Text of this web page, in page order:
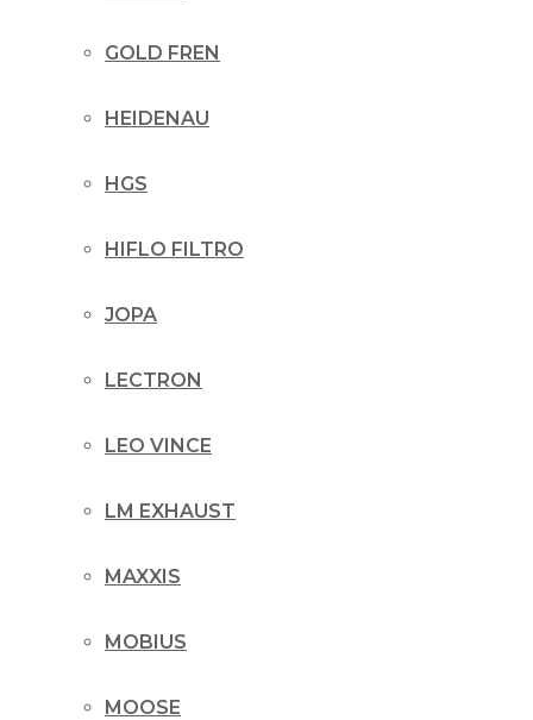
GOLD FREN
HEIDENAU
HGS
HIFLO FILTRO
JOPA
LECTRON
LEO VINCE
LM EXHAUST
MAXXIS
MOBIUS
MOOSE